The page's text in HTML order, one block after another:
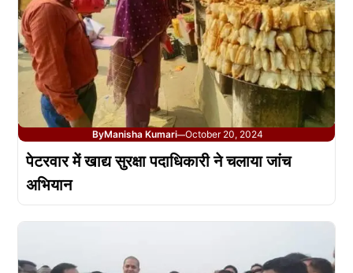
ByManisha Kumari—October 20, 2024
पेटरवार में खाद्य सुरक्षा पदाधिकारी ने चलाया जांच
अभियान